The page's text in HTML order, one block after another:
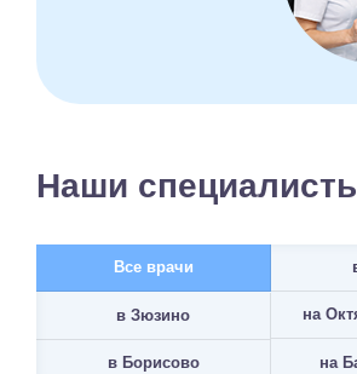
Наши
Все врачи
в Зюзино на
в Борисово на